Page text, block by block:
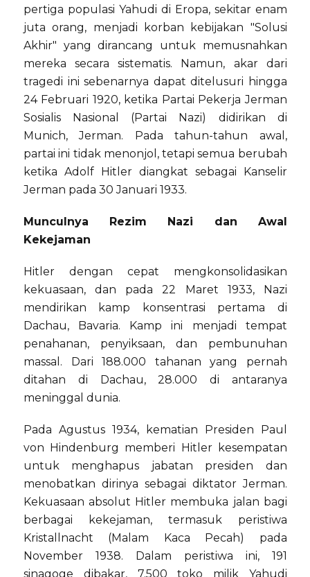
pertiga populasi Yahudi di Eropa, sekitar enam
juta orang, menjadi korban kebijakan "Solusi
Akhir" yang dirancang untuk memusnahkan
mereka secara sistematis. Namun, akar dari
tragedi ini sebenarnya dapat ditelusuri hingga
24 Februari 1920, ketika Partai Pekerja Jerman
Sosialis Nasional (Partai Nazi) didirikan di
Munich, Jerman. Pada tahun-tahun awal,
partai ini tidak menonjol, tetapi semua berubah
ketika Adolf Hitler diangkat sebagai Kanselir
Jerman pada 30 Januari 1933.
Munculnya Rezim Nazi dan Awal
Kekejaman
Hitler dengan cepat mengkonsolidasikan
kekuasaan, dan pada 22 Maret 1933, Nazi
mendirikan kamp konsentrasi pertama di
Dachau, Bavaria. Kamp ini menjadi tempat
penahanan, penyiksaan, dan pembunuhan
massal. Dari 188.000 tahanan yang pernah
ditahan di Dachau, 28.000 di antaranya
meninggal dunia.
Pada Agustus 1934, kematian Presiden Paul
von Hindenburg memberi Hitler kesempatan
untuk menghapus jabatan presiden dan
menobatkan dirinya sebagai diktator Jerman.
Kekuasaan absolut Hitler membuka jalan bagi
berbagai kekejaman, termasuk peristiwa
Kristallnacht (Malam Kaca Pecah) pada
November 1938. Dalam peristiwa ini, 191
sinagoge dibakar, 7.500 toko milik Yahudi